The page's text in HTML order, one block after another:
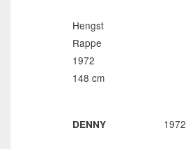
Hengst
Rappe
1972
148 cm
DENNY 1972